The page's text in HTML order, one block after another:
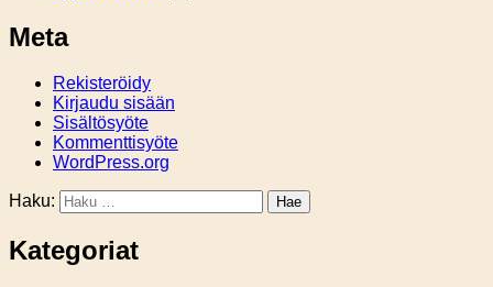
Meta
Rekisteröidy
Kirjaudu sisään
Sisältösyöte
Kommenttisyöte
WordPress.org
Haku:
Kategoriat